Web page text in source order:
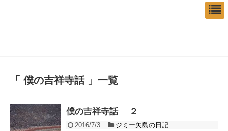
「 僕の吉祥寺話 」一覧
僕の吉祥寺話 ２
2016/7/3
ジミー矢島の日記